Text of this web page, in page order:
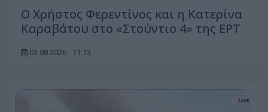
O Χρήστος Φερεντίνος και η Κατερίνα
Καραβάτου στο «Στούντιο 4» της ΕΡΤ
03.08.2026 - 11:13